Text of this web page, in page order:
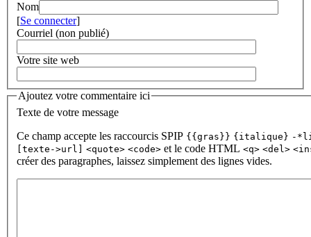
Nom
[Se connecter]
Courriel (non publié)
Votre site web
Ajoutez votre commentaire ici
Texte de votre message
Ce champ accepte les raccourcis SPIP {{gras}} {italique} -
[texte->url]
<quote> <code> et le code HTML <q> <del>
créer des paragraphes, laissez simplement des lignes vides.